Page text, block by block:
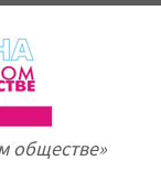
обществе»